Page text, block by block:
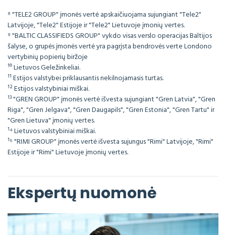
⁸ "TELE2 GROUP" įmonės vertė apskaičiuojama sujungiant "Tele2"
Latvijoje, "Tele2" Estijoje ir "Tele2" Lietuvoje įmonių vertes.
⁹ "BALTIC CLASSIFIEDS GROUP" vykdo visas verslo operacijas Baltijos
šalyse, o grupės įmonės vertė yra pagrįsta bendrovės verte Londono
vertybinių popierių biržoje
¹⁰ Lietuvos Geležinkeliai.
¹¹ Estijos valstybei priklausantis nekilnojamasis turtas.
¹² Estijos valstybiniai miškai.
¹³ "GREN GROUP" įmonės vertė išvesta sujungiant "Gren Latvia", "Gren
Riga", "Gren Jelgava", "Gren Daugapils", "Gren Estonia", "Gren Tartu" ir
"Gren Lietuva" įmonių vertes.
¹⁴ Lietuvos valstybiniai miškai.
¹⁵ "RIMI GROUP" įmonės vertė išvesta sujungus "Rimi" Latvijoje, "Rimi"
Estijoje ir "Rimi" Lietuvoje įmonių vertes.
Ekspertų nuomonė